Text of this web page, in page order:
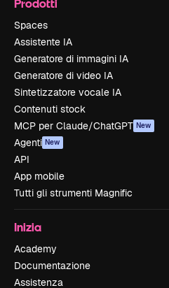
Prodotti
Spaces
Assistente IA
Generatore di immagini IA
Generatore di video IA
Sintetizzatore vocale IA
Contenuti stock
MCP per Claude/ChatGPT New
Agenti New
API
App mobile
Tutti gli strumenti Magnific
Inizia
Academy
Documentazione
Assistenza